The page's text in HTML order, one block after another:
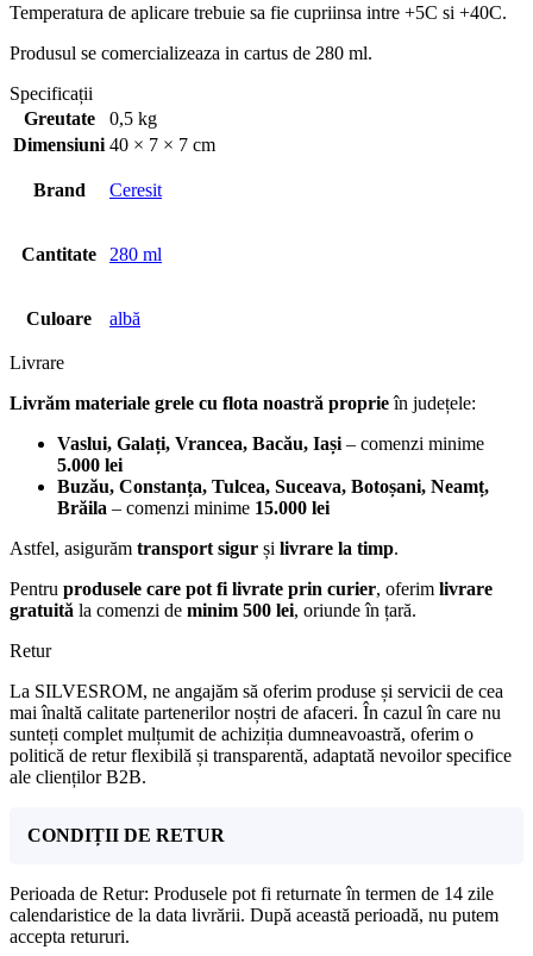
Temperatura de aplicare trebuie sa fie cupriinsa intre +5C si +40C.
Produsul se comercializeaza in cartus de 280 ml.
Specificații
Greutate
0,5 kg
Dimensiuni 40 × 7 × 7 cm
Brand Ceresit
Cantitate 280 ml
Culoare albă
Livrare
Livrăm materiale grele cu flota noastră proprieîn județele:
Vaslui, Galați, Vrancea, Bacău, Iași – comenzi minime
5.000 lei
Buzău, Constanța, Tulcea, Suceava, Botoșani, Neamț,
Brăila – comenzi minime 15.000 lei
Astfel, asigurăm transport sigur și livrare la timp.
Pentru produsele care pot fi livrate prin curier, oferim livrare
gratuită la comenzi de minim 500 lei, oriunde în țară.
Retur
La SILVESROM, ne angajăm să oferim produse și servicii de cea
mai înaltă calitate partenerilor noștri de afaceri. În cazul în care nu
sunteți complet mulțumit de achiziția dumneavoastră, oferim o
politică de retur flexibilă și transparentă, adaptată nevoilor specifice
ale clienților B2B.
CONDIȚII DE RETUR
Perioada de Retur: Produsele pot fi returnate în termen de 14 zile
calendaristice de la data livrării. După această perioadă, nu putem
accepta retururi.